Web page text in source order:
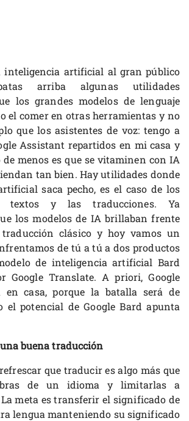
inteligencia artificial al gran público
arriba algunas utilidades
los grandes modelos de lenguaje
el comer en otras herramientas y no
que los asistentes de voz: tengo a
Assistant repartidos en mi casa y
de menos es que se vitaminen con IA
tan bien. Hay utilidades donde
saca pecho, es el caso de los
textos y las traducciones. Ya
los modelos de IA brillaban frente
clásico y hoy vamos un
de tú a tú a dos productos
de inteligencia artificial Bard
Google Translate. A priori, Google
en casa, porque la batalla será de
el potencial de Google Bard apunta
buena traducción
que traducir es algo más que
de un idioma y limitarlas a
meta es transferir el significado de
lengua manteniendo su significado